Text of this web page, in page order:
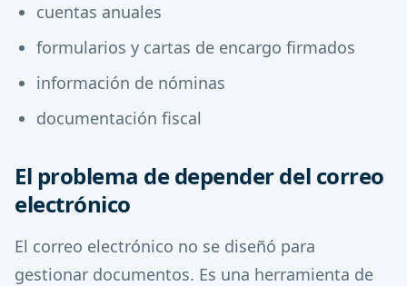
cuentas anuales
formularios y cartas de encargo firmados
información de nóminas
documentación fiscal
El problema de depender del correo
electrónico
El correo electrónico no se diseñó para
gestionar documentos. Es una herramienta de